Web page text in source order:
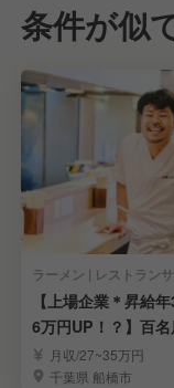
条件が似
【上場企業＊昇給
6万円UP！？】百
れたラーメン屋
月収/27~35万円
千葉県 船橋市